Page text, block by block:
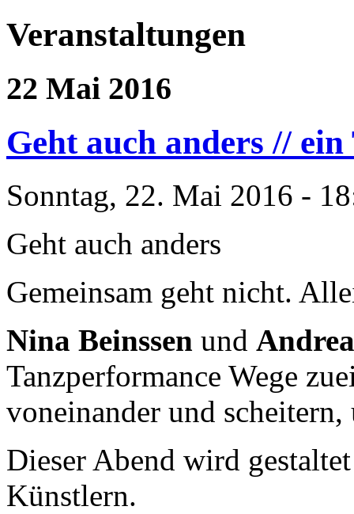
Veranstaltungen
22 Mai 2016
Geht auch anders //
Sonntag, 22. Mai 2016 -
Geht auch anders
Gemeinsam geht nicht.
Nina Beinssen und
Tanzperformance Wege
voneinander und scheitern,
Dieser Abend wird
Künstlern.